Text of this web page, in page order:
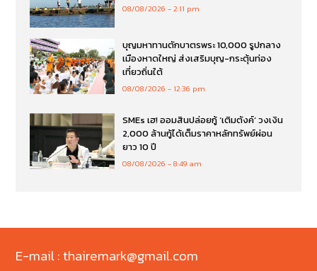
08/08/2026 2:11 pm
บุญมหาทานตักบาตรพระ 10,000 รูปกลาง
เมืองหาดใหญ่ ส่งเสริมบุญ-กระตุ้นท่อง
เที่ยวถิ่นใต้
08/08/2026 12:36 pm
SMEs เฮ! ออมสินปล่อยกู้ ‘เติมตังค์’ วงเงิน
2,000 ล้านกู้ได้เต็มราคาหลักทรัพย์ผ่อน
ยาว 10 ปี
08/08/2026 8:49 am
E-mail : thairemark@gmail.com